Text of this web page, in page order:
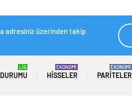
adresiniz üzerinden takip
LİG
HISSELER
EKONOMİ
PARITELER
EKONOMİ